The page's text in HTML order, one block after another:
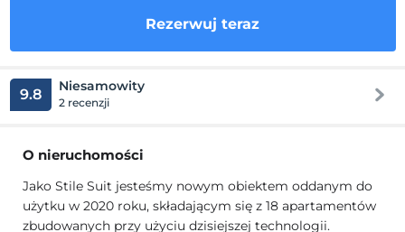
Rezerwuj teraz
9.8 Niesamowity
2 recenzji
O nieruchomości
Jako Stile Suit jesteśmy nowym obiektem oddanym do
użytku w 2020 roku, składającym się z 18 apartamentów
zbudowanych przy użyciu dzisiejszej technologii.